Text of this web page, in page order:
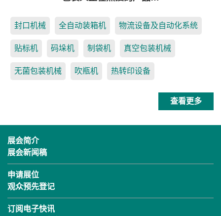
封口机械 全自动装箱机 物流设备及自动化系统
贴标机 码垛机 制袋机 真空包装机械
无菌包装机械 吹瓶机 热转印设备
查看更多
展会简介
展会新闻稿
申请展位
观众预先登记
订阅电子快讯